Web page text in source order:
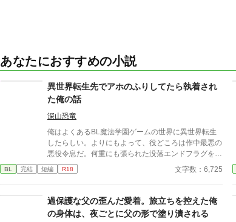
あなたにおすすめの小説
異世界転生先でアホのふりしてたら執着され
た俺の話
深山恐竜
俺はよくあるBL魔法学園ゲームの世界に異世界転生
したらしい。よりにもよって、役どころは作中最悪の
悪役令息だ。何重にも張られた没落エンドフラグをへ
し折る日々……なんてまっぴらごめんなので、前世の
スキル（引きこもり）を最大限活用して平和を勝ち取
者が「坊ちゃんの足すべすべ～」なんて言い出し
て！？
BL 完結 短編 R18 文字数：6,725
過保護な父の歪んだ愛着。旅立ちを控えた俺
の身体は、夜ごとに父の形で塗り潰される